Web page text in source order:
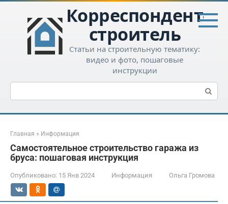
Перейти
контенту
Корреспондент-
строитель
Статьи на строительную тематику:
видео и фото, пошаговые
инструкции
Поиск:
Главная » Информация
Самостоятельное строительство гаража из
бруса: пошаговая инструкция
Опубликовано: 15 Янв 2024 Информация Ольга Громова